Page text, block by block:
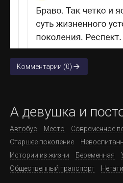
Комментарии (0)
А девушка и
Автобус Место
Современное
Старшее поколение
Истории из жизни
Беременная
Общественный транспорт